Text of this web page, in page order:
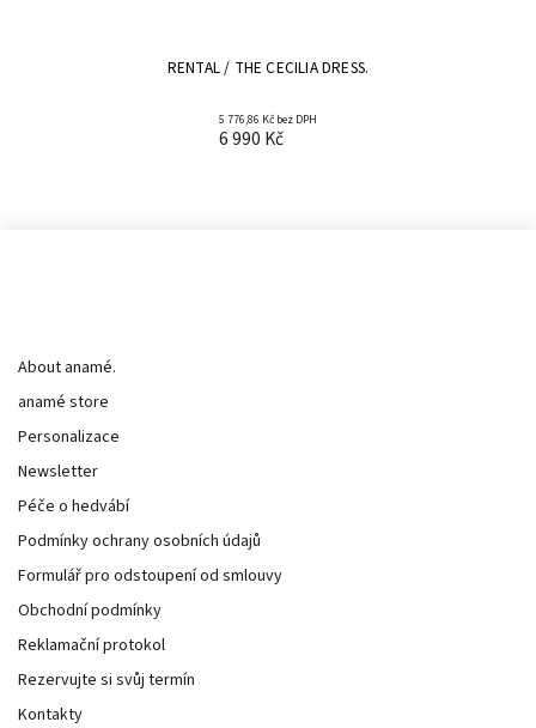
RENTAL / THE CECILIA DRESS.
5 776,86 Kč bez DPH
6 990 Kč
About anamé.
anamé store
Personalizace
Newsletter
Péče o hedvábí
Podmínky ochrany osobních údajů
Formulář pro odstoupení od smlouvy
Obchodní podmínky
Reklamační protokol
Rezervujte si svůj termín
Kontakty